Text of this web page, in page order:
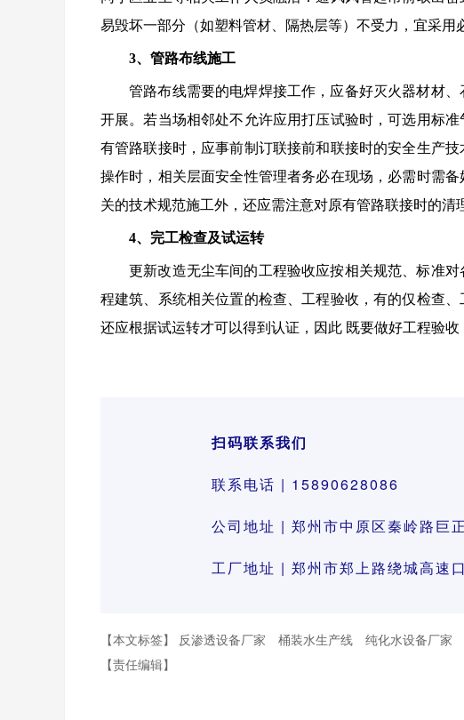
易毁坏一部分（如塑料管材、隔热层等）不受力，宜采用
3、管路布线施工
管路布线需要的电焊焊接工作，应备好灭火器材材
开展。若当场相邻处不允许应用打压试验时，可选用标
有管路联接时，应事前制订联接前和联接时的安全生产
操作时，相关层面安全性管理者务必在现场，必需时需
关的技术规范施工外，还应需注意对原有管路联接时的清
4、完工检查及试运转
更新改造无尘车间的工程验收应按相关规范、标准
程建筑、系统相关位置的检查、工程验收，有的仅检查
还应根据试运转才可以得到认证，因此 既要做好工程验
扫码联系我们
联系电话 | 15890628086
公司地址 | 郑州市中原区秦岭路巨
工厂地址 | 郑州市郑上路绕城高速
【本文标签】 反渗透设备厂家 桶装水生产线 纯化水设备厂家
【责任编辑】